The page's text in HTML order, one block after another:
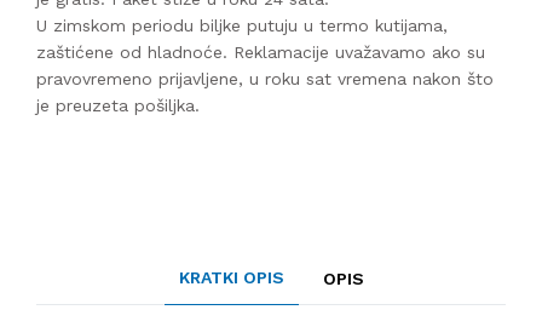
U zimskom periodu biljke putuju u termo kutijama,
zaštićene od hladnoće. Reklamacije uvažavamo ako su
pravovremeno prijavljene, u roku sat vremena nakon što
je preuzeta pošiljka.
KRATKI OPIS OPIS